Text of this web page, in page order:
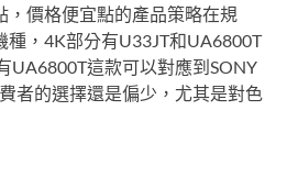
，價格便宜點的產品策略在規
種，4K部分有U33JT和UA6800T
UA6800T這款可以對應到SONY
者的選擇還是偏少，尤其是對色